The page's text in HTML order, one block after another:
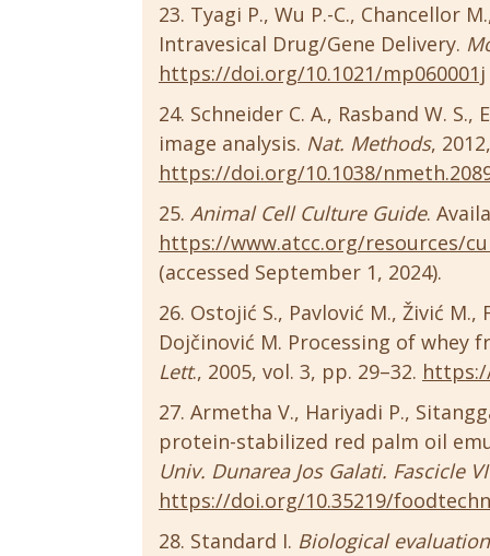
Tyagi P., Wu P.-C., Chancellor
Intravesical Drug/Gene Delivery.
https://doi.org/10.1021/mp060001j
Schneider C. A., Rasband W.
image analysis. Nat. Methods,
https://doi.org/10.1038/
Animal Cell Culture Guide.
https://www.atcc.org/resources/
(accessed September 1, 2024).
Ostojić S., Pavlović M., Živić
Dojčinović M. Processing of
Lett., 2005, vol. 3, pp. 29–32.
Armetha V., Hariyadi P.,
protein-stabilized red palm oil
Univ. Dunarea Jos Galati. Fascicle
https://doi.org/10.35219/
Standard I. Biological